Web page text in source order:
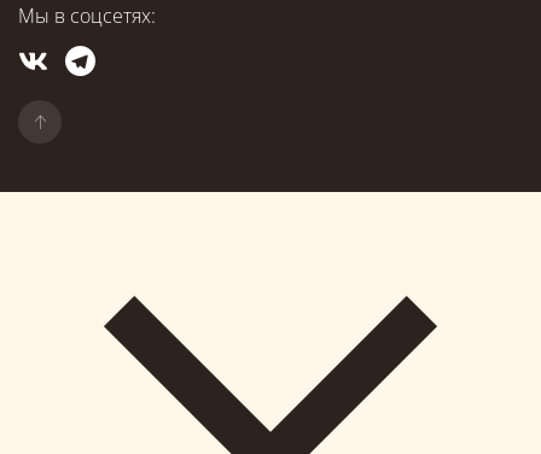
Мы в соцсетях: